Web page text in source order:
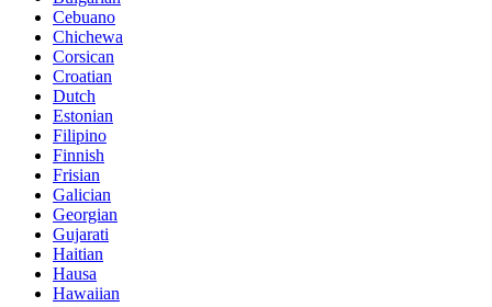
Cebuano
Chichewa
Corsican
Croatian
Dutch
Estonian
Filipino
Finnish
Frisian
Galician
Georgian
Gujarati
Haitian
Hausa
Hawaiian